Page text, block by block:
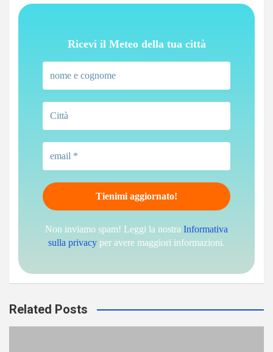
Ricevi il Meteo della tua città
Non inviamo spam! Leggi la nostra Informativa
sulla privacy per avere maggiori informazioni.
Related Posts